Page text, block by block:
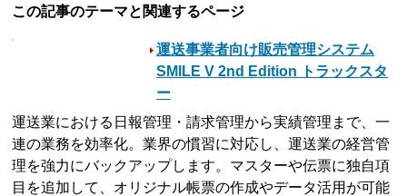
この記事のテーマと関連するページ
運送事業者向け販売管理システム
SMILE V 2nd Edition トラックスタ
ー
運送業における日報管理・請求管理から実績管理まで、一
連の業務を効率化。業界の慣習に対応し、運送業の経営管
理を強力にバックアップします。マスターや伝票に独自項
目を追加して、オリジナル帳票の作成やデータ活用が可能